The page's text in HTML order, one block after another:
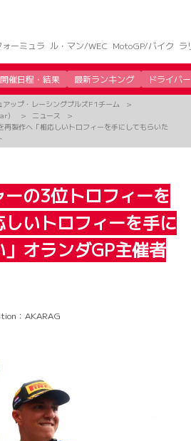
ーミュラ ル・マン/WEC MotoGP/バイク ラ
開催日程・結果 最新ランキング ドライバー
アップ・レーシングブルズF1チーム
）
ニュース
製作へ「相応しいトロフィーを手にしてもらいた
の3位トロフィーを
いトロフィーを手に
」オランダGP主催者
：AKARAG